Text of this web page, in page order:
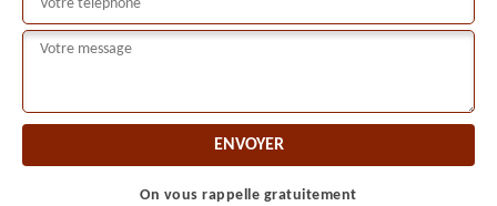
On vous rappelle gratuitement